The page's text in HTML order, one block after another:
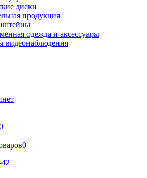
диски
продукция
одежда и аксессуары
видеонаблюдения
0